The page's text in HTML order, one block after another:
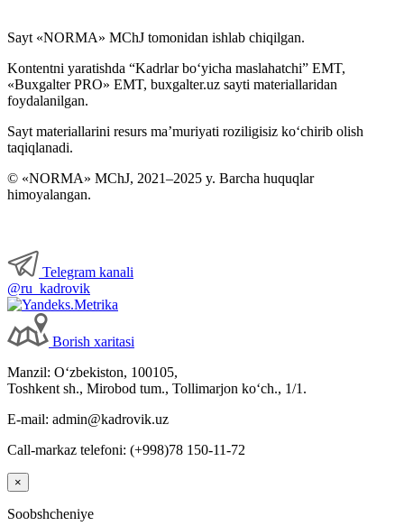
Sayt «NORMA» MChJ tomonidan ishlab chiqilgan.
Kontentni yaratishda “Kadrlar boʻyicha maslahatchi” EMT,
«Buxgalter PRO» EMT, buxgalter.uz sayti materiallaridan
foydalanilgan.
Sayt materiallarini resurs ma’muriyati roziligisiz koʻchirib olish
taqiqlanadi.
© «NORMA» MChJ, 2021–2025 y. Barcha huquqlar
himoyalangan.
Telegram kanali
@ru_kadrovik
Borish хaritasi
Manzil: Oʻzbekiston, 100105,
Toshkent sh., Mirobod tum., Tollimarjon koʻch., 1/1.
E-mail: admin@kadrovik.uz
Call-markaz telefoni: (+998)78 150-11-72
×
Soobshcheniye